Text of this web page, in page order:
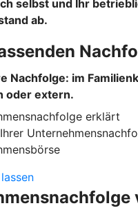
selbst und Ihr
ab.
Nachfolge: im
oder extern.
erklärt